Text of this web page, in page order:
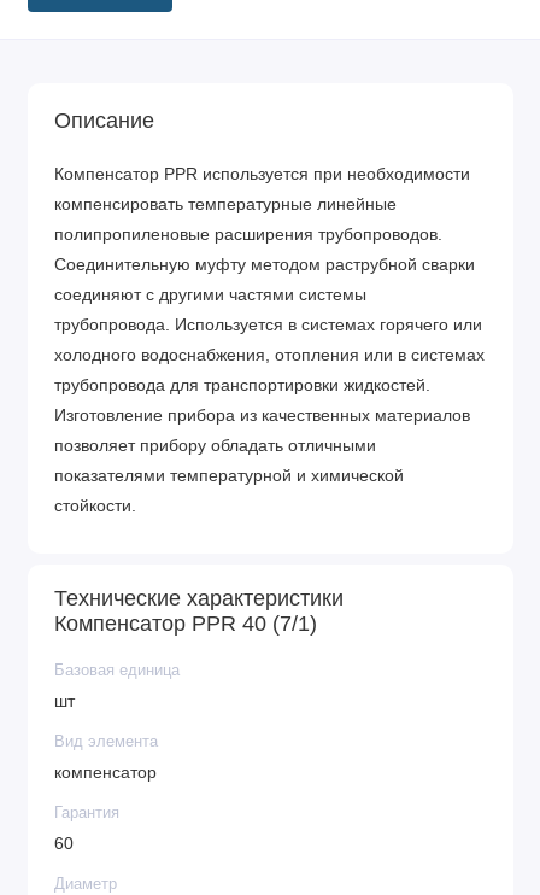
Описание
Компенсатор PPR используется при необходимости
компенсировать температурные линейные
полипропиленовые расширения трубопроводов.
Соединительную муфту методом раструбной сварки
соединяют с другими частями системы
трубопровода. Используется в системах горячего или
холодного водоснабжения, отопления или в системах
трубопровода для транспортировки жидкостей.
Изготовление прибора из качественных материалов
позволяет прибору обладать отличными
показателями температурной и химической
стойкости.
Технические характеристики
Компенсатор PPR 40 (7/1)
Базовая единица
шт
Вид элемента
компенсатор
Гарантия
60
Диаметр